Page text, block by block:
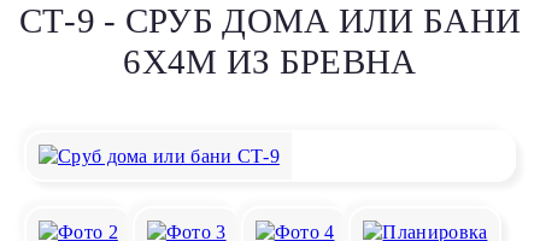
СТ-9 - СРУБ ДОМА ИЛИ БАНИ
6Х4М ИЗ БРЕВНА